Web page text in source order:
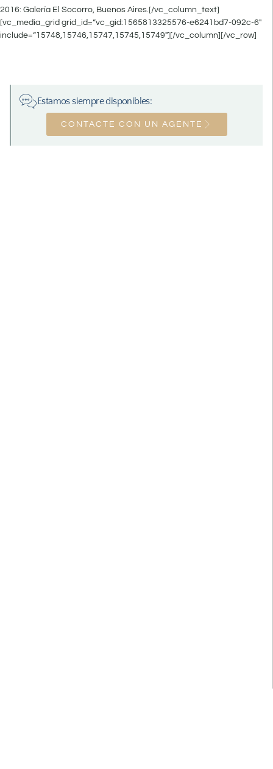
2016: Galería El Socorro, Buenos Aires.[/vc_column_text]
[vc_media_grid grid_id=”vc_gid:1565813325576-e6241bd7-092c-6″
include=”15748,15746,15747,15745,15749″][/vc_column][/vc_row]
Estamos siempre disponibles:
CONTACTE CON UN AGENTE